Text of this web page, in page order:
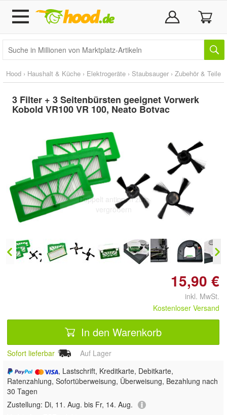
Hood › Haushalt & Küche › Elektrogeräte › Staubsauger › Zubehör & Teile
3 Filter + 3 Seitenbürsten geeignet Vorwerk
Kobold VR100 VR 100, Neato Botvac
Doppelt antippen zum
vergrößern
15,90 €
inkl. MwSt.
Kostenloser Versand
In den Warenkorb
Sofort lieferbar
Auf Lager
, Lastschrift, Kreditkarte, Debitkarte,
Ratenzahlung, Sofortüberweisung, Überweisung, Bezahlung nach
30 Tagen
Zustellung: Di, 11. Aug. bis Fr, 14. Aug.